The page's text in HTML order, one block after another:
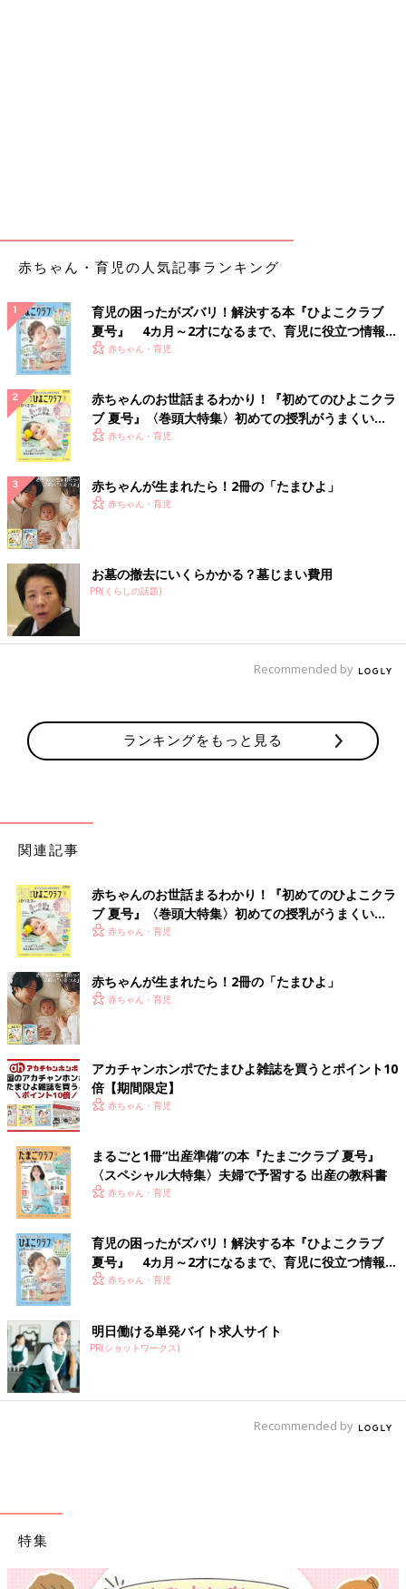
赤ちゃん・育児の人気記事ランキング
育児の困ったがズバリ！解決する本『ひよこクラブ
夏号』 4カ月～2才になるまで、育児に役立つ情報が
いっぱい！
赤ちゃん・育児
赤ちゃんのお世話まるわかり！『初めてのひよこクラ
ブ 夏号』〈巻頭大特集〉初めての授乳がうまくい
く！ おっぱい・ミルクの基本と夏のトラブル 解決テ
赤ちゃん・育児
赤ちゃんが生まれたら！2冊の「たまひよ」
赤ちゃん・育児
お墓の撤去にいくらかかる？墓じまい費用
PR(くらしの話題)
Recommended by
ランキングをもっと見る
関連記事
赤ちゃんのお世話まるわかり！『初めてのひよこクラ
ブ 夏号』〈巻頭大特集〉初めての授乳がうまくい
く！ おっぱい・ミルクの基本と夏のトラブル 解決テ
赤ちゃん・育児
赤ちゃんが生まれたら！2冊の「たまひよ」
赤ちゃん・育児
アカチャンホンポでたまひよ雑誌を買うとポイント10
倍【期間限定】
赤ちゃん・育児
まるごと1冊“出産準備”の本『たまごクラブ 夏号』
〈スペシャル大特集〉夫婦で予習する 出産の教科書
赤ちゃん・育児
育児の困ったがズバリ！解決する本『ひよこクラブ
夏号』 4カ月～2才になるまで、育児に役立つ情報が
いっぱい！
赤ちゃん・育児
明日働ける単発バイト求人サイト
PR(ショットワークス)
Recommended by
特集